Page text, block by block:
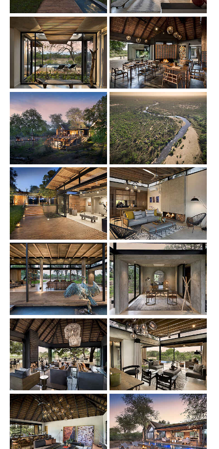
Show larger version Show larger version
Show larger version Show larger version
Show larger version Show larger version
Show larger version Show larger version
Show larger version Show larger version
Show larger version Show larger version